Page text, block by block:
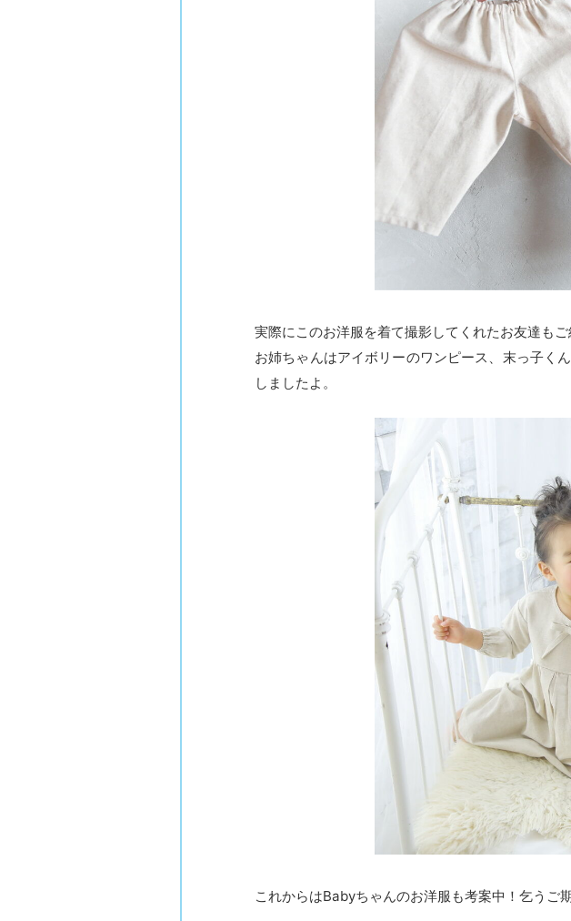
実際にこのお洋服を着て撮影してくれたお友達も
お姉ちゃんはアイボリーのワンピース、末っ子く
しましたよ。
これからはBabyちゃんのお洋服も考案中！乞うご